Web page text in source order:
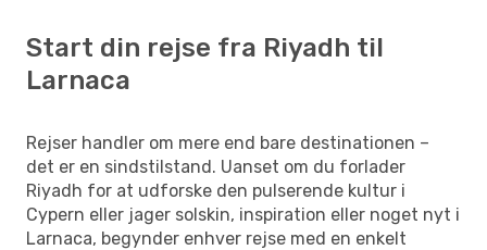
Start din rejse fra Riyadh til
Larnaca
Rejser handler om mere end bare destinationen –
det er en sindstilstand. Uanset om du forlader
Riyadh for at udforske den pulserende kultur i
Cypern eller jager solskin, inspiration eller noget nyt i
Larnaca, begynder enhver rejse med en enkelt